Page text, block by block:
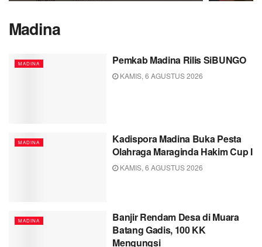
Madina
MADINA Pemkab Madina Rilis SiBUNGO
KAMIS, 6 AGUSTUS 2026
MADINA
Kadispora Madina Buka Pesta
Olahraga Maraginda Hakim Cup I
KAMIS, 6 AGUSTUS 2026
MADINA
Banjir Rendam Desa di Muara
Batang Gadis, 100 KK
Mengungsi